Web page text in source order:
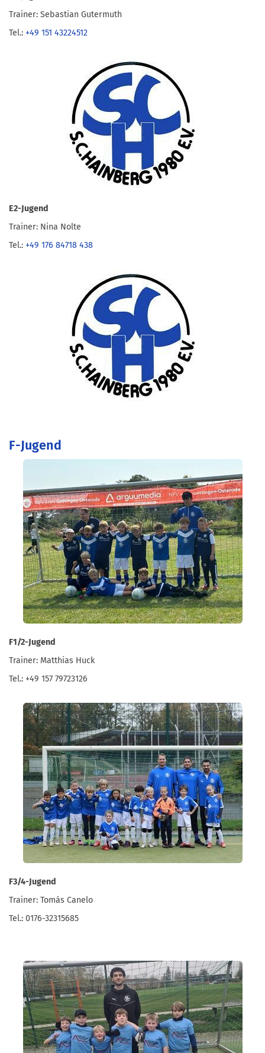
Trainer: Sebastian Gutermuth
Tel.: +49 151 43224512
E2-Jugend
Trainer: Nina Nolte
Tel.: +49 176 84718 438
F-Jugend
F1/2-Jugend
Trainer: Matthias Huck
Tel.: +49 157 79723126
F3/4-Jugend
Trainer: Tomás Canelo
Tel.: 0176-32315685